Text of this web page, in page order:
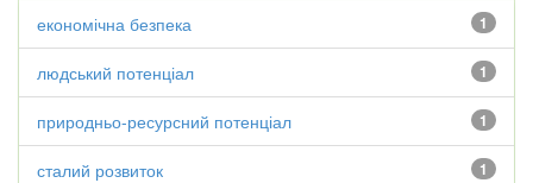
1
економічна безпека
1
людський потенціал
1
природньо-ресурсний потенціал
1
сталий розвиток